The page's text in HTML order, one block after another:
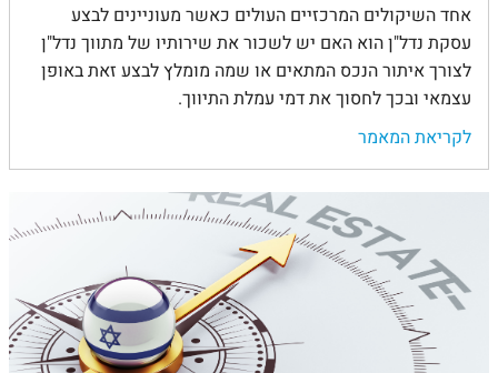
אחד השיקולים המרכזיים העולים כאשר מעוניינים לבצע
עסקת נדל"ן הוא האם יש לשכור את שירותיו של מתווך נדל"ן
לצורך איתור הנכס המתאים או שמה מומלץ לבצע זאת באופן
עצמאי ובכך לחסוך את דמי עמלת התיווך.
לקריאת המאמר